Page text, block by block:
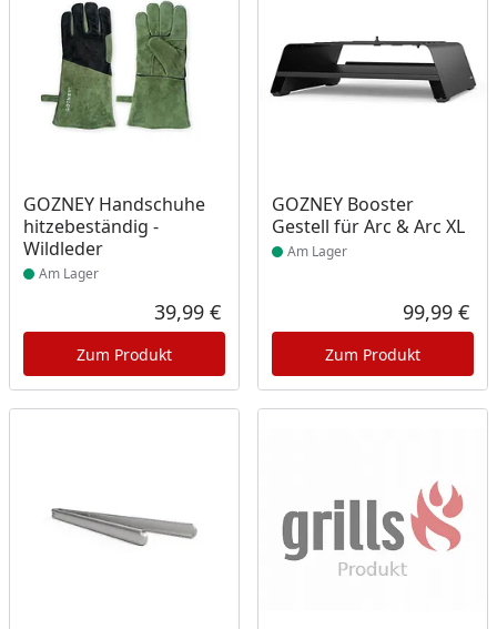
GOZNEY Handschuhe
hitzebeständig -
Wildleder
Produkt am Lager
Am Lager
Aktueller Preis
39,99 €
Zum Produkt
GOZNEY Booster
Gestell für Arc & Arc XL
Produkt am Lager
Am Lager
99,99 €
Zum Produkt